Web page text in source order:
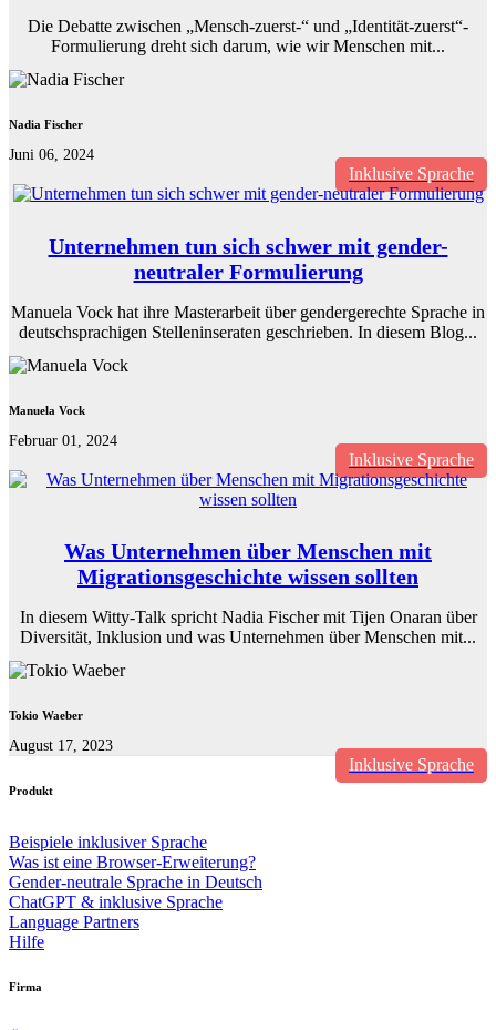
Die Debatte zwischen „Mensch-zuerst-“ und „Identität-zuerst“-
Formulierung dreht sich darum, wie wir Menschen mit...
Nadia Fischer
Juni 06, 2024
Inklusive Sprache
Unternehmen tun sich schwer mit gender-
neutraler Formulierung
Manuela Vock hat ihre Masterarbeit über gendergerechte Sprache in
deutschsprachigen Stelleninseraten geschrieben. In diesem Blog...
Manuela Vock
Februar 01, 2024
Inklusive Sprache
Was Unternehmen über Menschen mit
Migrationsgeschichte wissen sollten
In diesem Witty-Talk spricht Nadia Fischer mit Tijen Onaran über
Diversität, Inklusion und was Unternehmen über Menschen mit...
Tokio Waeber
August 17, 2023
Inklusive Sprache
Produkt
Beispiele inklusiver Sprache
Was ist eine Browser-Erweiterung?
Gender-neutrale Sprache in Deutsch
ChatGPT & inklusive Sprache
Language Partners
Hilfe
Firma